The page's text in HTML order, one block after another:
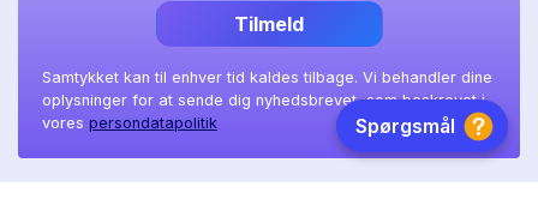
Tilmeld
Samtykket kan til enhver tid kaldes tilbage. Vi behandler dine
oplysninger for at sende dig nyhedsbrevet, som beskrevet i
vores persondatapolitik